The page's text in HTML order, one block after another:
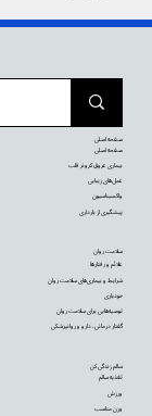
سالم زندگی کن
تغذیه سالم
ورزش
وزن مناسب
سلامت روان
علائم و رفتارها
شرایط و بیماری‌های سلامت روان
خودیاری
توصیه‌‌هایی برای سلامت روان
گفتار درمانی، دارو و روانپزشکی
صفحه اصلی
صفحه اصلی
بیماری عروق کرونر قلب
عمل‌های زیبایی
واکسیناسیون
پیشگیری از بارداری